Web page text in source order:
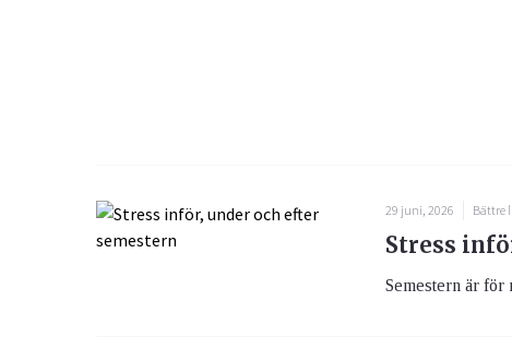
29 juni, 2026 Bättre
Stress
Semestern är för